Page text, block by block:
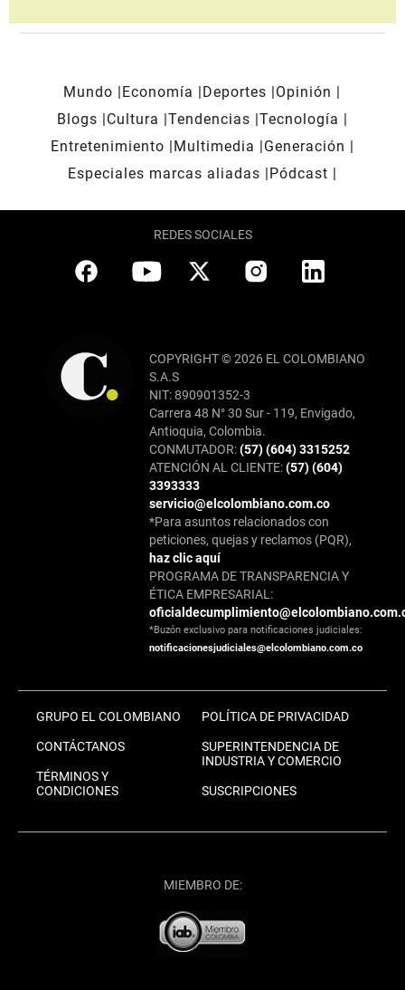
Mundo Economía Deportes
Opinión
Blogs
Cultura Tendencias Tecnología
Entretenimiento
Multimedia
Generación
Especiales marcas aliadas
Pódcast
REDES SOCIALES
COPYRIGHT © 2026 EL COLOMBIANO
S.A.S
NIT: 890901352-3
Carrera 48 N° 30 Sur - 119, Envigado,
Antioquia, Colombia.
CONMUTADOR:(57) (604) 3315252
ATENCIÓN AL CLIENTE:(57) (604)
3393333
servicio@elcolombiano.com.co
*Para asuntos relacionados con
peticiones, quejas y reclamos (PQR),
haz clic aquí
PROGRAMA DE TRANSPARENCIA Y
ÉTICA EMPRESARIAL:
*Buzón exclusivo para notificaciones judiciales:
notificacionesjudiciales@elcolombiano.com.co
GRUPO EL COLOMBIANO
CONTÁCTANOS
TÉRMINOS Y
CONDICIONES
POLÍTICA DE PRIVACIDAD
SUPERINTENDENCIA DE
INDUSTRIA Y COMERCIO
SUSCRIPCIONES
MIEMBRO DE: